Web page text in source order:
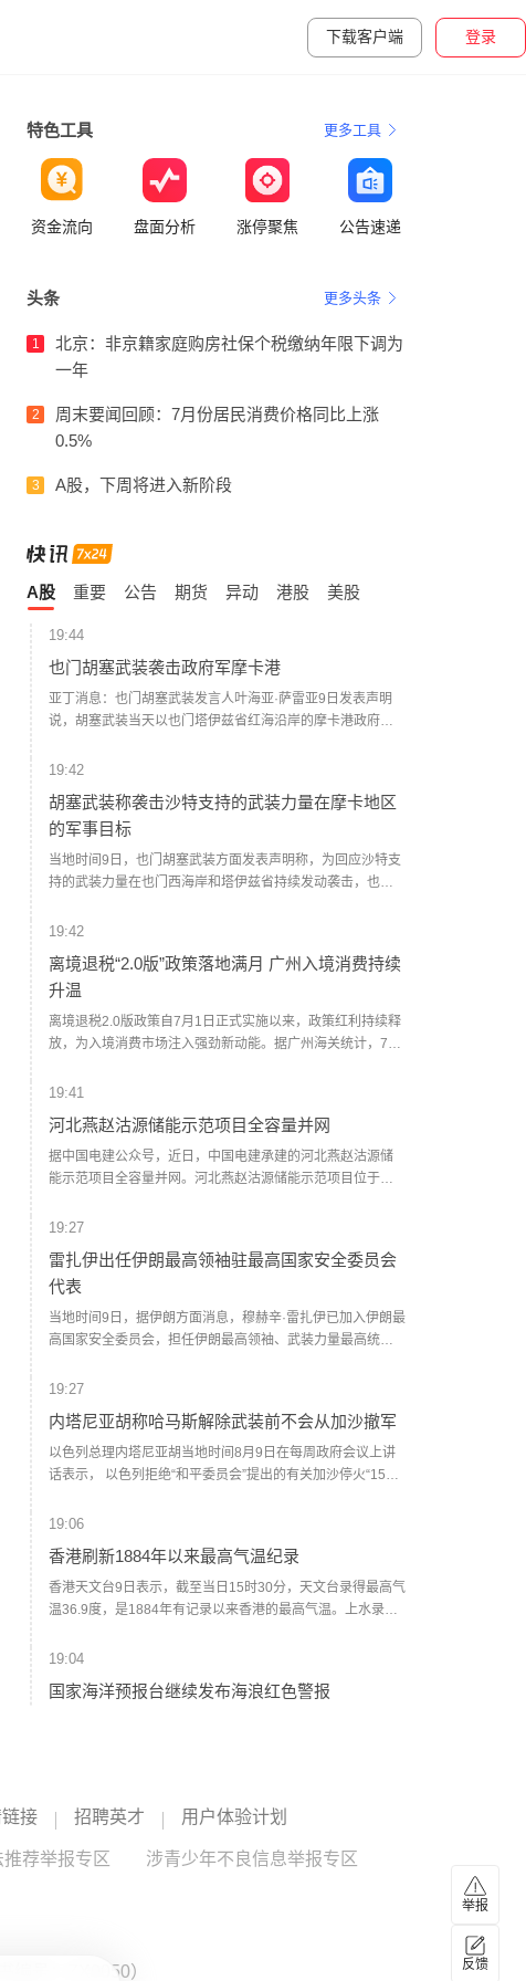
下载客户端 登录
特色工具 更多工具
资金流向 盘面分析 涨停聚焦 公告速递
头条 更多头条
1
北京：非京籍家庭购房社保个税缴纳年限下调为
一年
2
周末要闻回顾：7月份居民消费价格同比上涨
0.5%
3 A股，下周将进入新阶段
A股 重要 公告 期货 异动 港股 美股
19:44
也门胡塞武装袭击政府军摩卡港
亚丁消息：也门胡塞武装发言人叶海亚·萨雷亚9日发表声明
说，胡塞武装当天以也门塔伊兹省红海沿岸的摩卡港政府军
大规模攻击。 据也门政府媒体9日援引摩卡港负责人阿卜杜勒
空部队在摩卡上空拦截了胡塞武装的无人机。 社交媒体上流
传的视频画面显示，遭袭现场浓烟滚滚。 一名摩卡当地官员
告诉新华社记者，该港口遭到弹道导弹和无人机的猛烈攻
击，港口设施被严重破坏。一些港口工作人员被困，但尚未
19:42
胡塞武装称袭击沙特支持的武装力量在摩卡地区
的军事目标
当地时间9日，也门胡塞武装方面发表声明称，为回应沙特支
持的武装力量在也门西海岸和塔伊兹省持续发动袭击，也门
和武器库发动了一次“大规模、高强度”军事行动。声明称，此
装力量在摩卡地区的军事集结人员及武器仓库。声明称，袭
击“命中准确”，造成相关武器装备大范围损毁，并导致数十人
死伤，其中包括沙特人员。声明还称，也门胡塞武装将继续
监视和跟踪沙特支持的武装力量的军事调动和人员集结，并
19:42
离境退税“2.0版”政策落地满月 广州入境消费持续
升温
离境退税2.0版政策自7月1日正式实施以来，政策红利持续释
放，为入境消费市场注入强劲新动能。据广州海关统计，7月
请单约1.9万份，申请单金额约1亿元，同比分别增长约5倍、
外旅客离境退税申请单超8.9万份，申请单金额超4.86亿元，
同比分别增长7.5倍、1.4倍。(人民财讯)
19:41
河北燕赵沽源储能示范项目全容量并网
据中国电建公众号，近日，中国电建承建的河北燕赵沽源储
能示范项目全容量并网。河北燕赵沽源储能示范项目位于张
酸铁锂储能系统，共安装48组6.25兆瓦/12.5兆瓦时储能单
(人民财讯)
19:27
雷扎伊出任伊朗最高领袖驻最高国家安全委员会
代表
当地时间9日，据伊朗方面消息，穆赫辛·雷扎伊已加入伊朗最
高国家安全委员会，担任伊朗最高领袖、武装力量最高统帅
19:27
内塔尼亚胡称哈马斯解除武装前不会从加沙撤军
以色列总理内塔尼亚胡当地时间8月9日在每周政府会议上讲
话表示， 以色列拒绝“和平委员会”提出的有关加沙停火“15点
前，以军不会从加沙地带撤退，并强调在其任内绝不允许建
19:06
香港刷新1884年以来最高气温纪录
香港天文台9日表示，截至当日15时30分，天文台录得最高气
温36.9度，是1884年有记录以来香港的最高气温。上水录得
内录得的最高纪录。天文台表示，台风“白海豚”的外围下沉气
续极端酷热，部分地区气温达37度或以上。（央视新闻）
19:04
国家海洋预报台继续发布海浪红色警报
海浪预警级别为红色，上海、福建北部近岸海域将出现3到5
米的大浪到巨浪，该近岸海域海浪预警级别为橙色，江苏南
部近岸海域将出现3到4米的大浪到巨浪，福建南部近岸海域
伊朗最高领袖与总统会谈
据伊朗塔斯尼姆通讯社今天（8月9日）报道，伊朗总统佩泽
与使用管理等问题。双方还就伊朗与外国开展经济合作等议
伊朗陆军司令：将对任何敌对行动作出坚决回应
接 招聘英才 用户体验计划
推荐举报专区
涉青少年不良信息举报专区
编号：ZX0050）
举报
反馈